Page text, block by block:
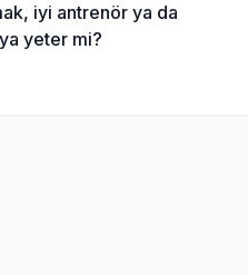
iyi antrenör ya da
yeter mi?